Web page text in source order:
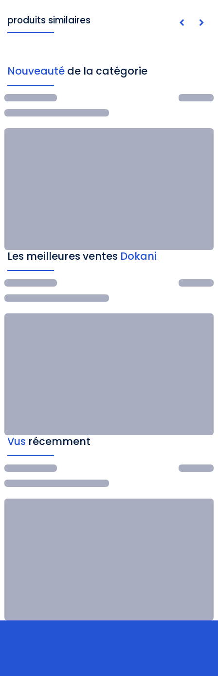
produits similaires
Nouveauté de la catégorie
Les meilleures ventes Dokani
Vus récemment